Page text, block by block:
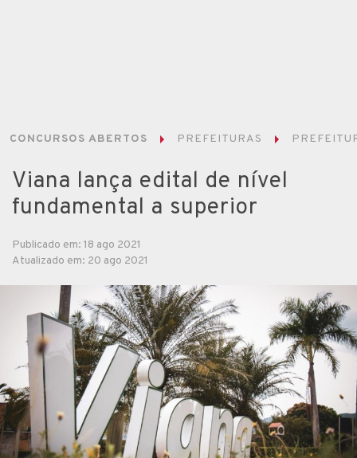
CONCURSOS ABERTOS PREFEITURAS
Viana lança edital de nível
fundamental a superior
Publicado em: 18 ago 2021
Atualizado em: 20 ago 2021